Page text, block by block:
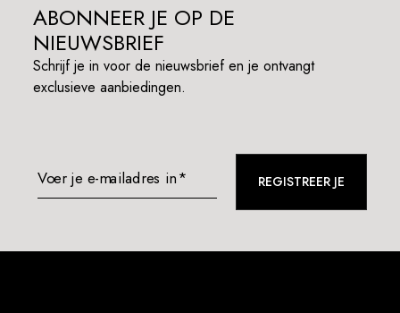
ABONNEER JE OP DE
NIEUWSBRIEF
Schrijf je in voor de nieuwsbrief en je ontvangt
exclusieve aanbiedingen.
Voer je e-mailadres in* REGISTREER JE